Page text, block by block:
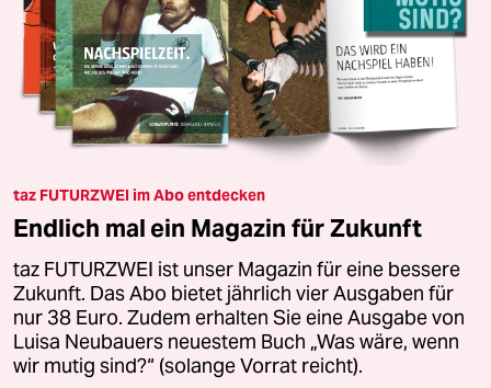
taz FUTURZWEI im Abo entdecken
Endlich mal ein Magazin für Zukunft
taz FUTURZWEI ist unser Magazin für eine bessere
Zukunft. Das Abo bietet jährlich vier Ausgaben für
nur 38 Euro. Zudem erhalten Sie eine Ausgabe von
Luisa Neubauers neuestem Buch „Was wäre, wenn
wir mutig sind?“ (solange Vorrat reicht).